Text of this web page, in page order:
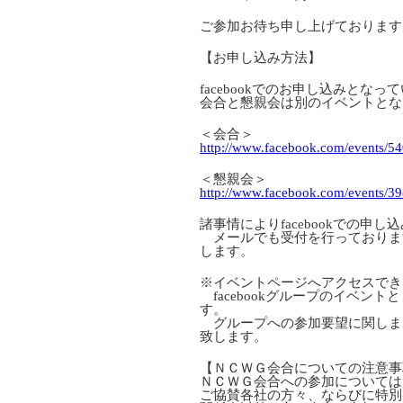
ご参加お待ち申し上げておりま
【お申し込み方法】
facebookでのお申し込みとなっ
会合と懇親会は別のイベントと
＜会合＞
http://www.facebook.com/events/
＜懇親会＞
http://www.facebook.com/events/
諸事情によりfacebookでの申し
メールでも受付を行っており
します。
※イベントページへアクセスで
facebookグループのイベント
す。
グループへの参加要望に関し
致します。
【ＮＣＷＧ会合についての注意
ＮＣＷＧ会合への参加について
ご協賛各社の方々、ならびに特